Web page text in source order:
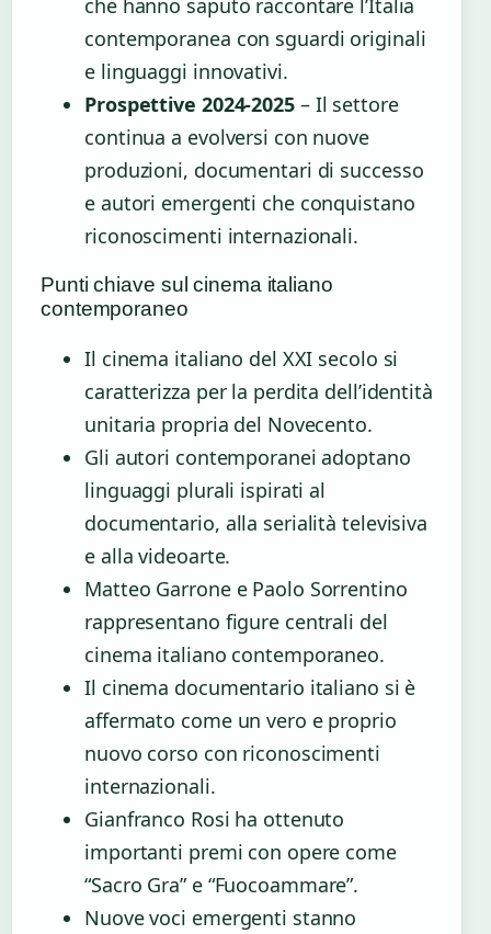
contemporanea con sguardi originali
e linguaggi innovativi.
Prospettive 2024-2025– Il settore
continua a evolversi con nuove
produzioni, documentari di successo
e autori emergenti che conquistano
riconoscimenti internazionali.
Punti chiave sul cinema italiano
contemporaneo
Il cinema italiano del XXI secolo si
caratterizza per la perdita dell’identità
unitaria propria del Novecento.
Gli autori contemporanei adoptano
linguaggi plurali ispirati al
documentario, alla serialità televisiva
e alla videoarte.
Matteo Garrone e Paolo Sorrentino
rappresentano figure centrali del
cinema italiano contemporaneo.
Il cinema documentario italiano si è
affermato come un vero e proprio
nuovo corso con riconoscimenti
internazionali.
Gianfranco Rosi ha ottenuto
importanti premi con opere come
“Sacro Gra” e “Fuocoammare”.
Nuove voci emergenti stanno